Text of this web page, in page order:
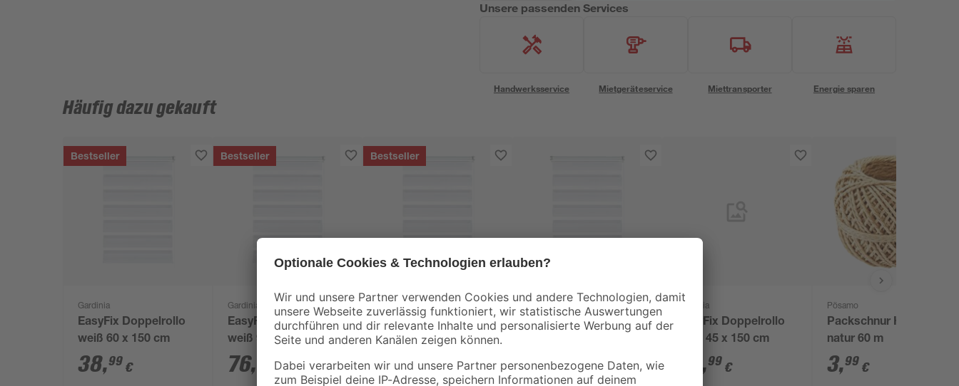
Unsere passenden Services
Handwerksservice Mietgeräteservice Miettransporter Energie sparen
Häufig dazu gekauft
Bestseller
Gardinia
EasyFix Doppelrollo
weiß 60 x 150 cm
38,99 €
Bestseller
Gardinia
EasyFix Doppelrollo
weiß 90 x 220 cm
76, €
Bestseller
Gardinia
EasyFix Doppelrollo
weiß 75 x 150 cm
49,99€
Gardinia
EasyFix Doppelrollo
61,99€
Gardinia
EasyFix Doppelrollo
weiß 45 x 150 cm
,99 €
Pösamo
Packschnur Hanf
natur 60 m
3,99 €